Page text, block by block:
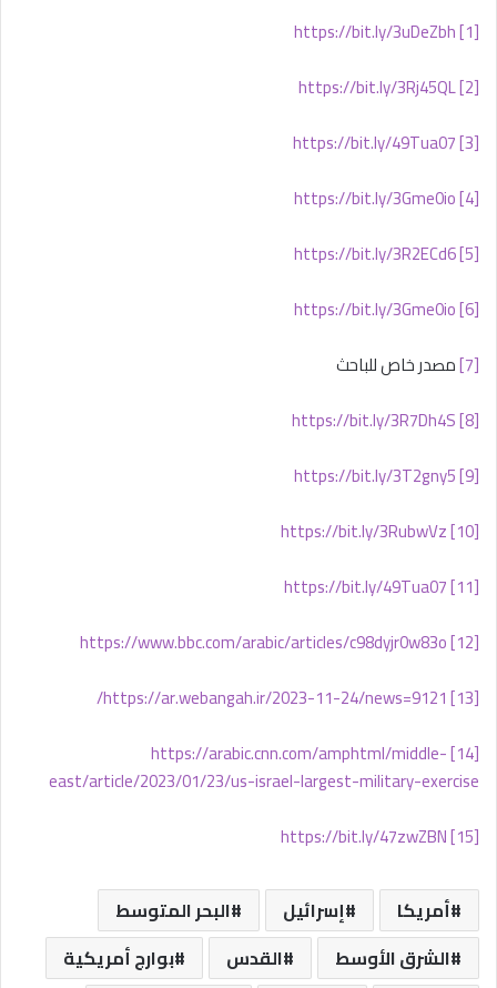
[1]
https://bit.ly/3uDeZbh
[2]
https://bit.ly/3Rj45QL
[3]
https://bit.ly/49Tua07
[4]
https://bit.ly/3Gme0io
[5]
https://bit.ly/3R2ECd6
[6]
https://bit.ly/3Gme0io
[7] مصدر خاص للباحث
[8]
https://bit.ly/3R7Dh4S
[9]
https://bit.ly/3T2gny5
[10]
https://bit.ly/3RubwVz
[11]
https://bit.ly/49Tua07
[12]
https://www.bbc.com/arabic/articles/c98dyjr0w83o
[13]
https://ar.webangah.ir/2023-11-24/news=9121/
[14]
https://arabic.cnn.com/amphtml/middle-
east/article/2023/01/23/us-israel-largest-military-exercise
[15]
https://bit.ly/47zwZBN
أمريكا إسرائيل
البحر المتوسط
الشرق الأوسط
القدس
بوارج أمريكية